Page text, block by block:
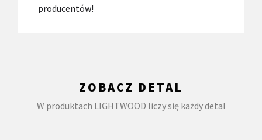
producentów!
ZOBACZ DETAL
W produktach LIGHTWOOD liczy się każdy detal